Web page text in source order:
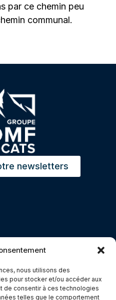
nous utilisons des
pour stocker et/ou accéder aux
de consentir à ces technologies
telles que le comportement
par ce chemin peu
communal.
newsletters